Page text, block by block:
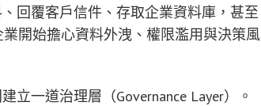
回覆客戶信件、存取企業資料庫，甚至
開始擔心資料外洩、權限濫用與決策風
一道治理層（Governance Layer）。